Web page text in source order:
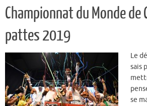
Championnat du Monde de
pattes 2019
Le
sais
se